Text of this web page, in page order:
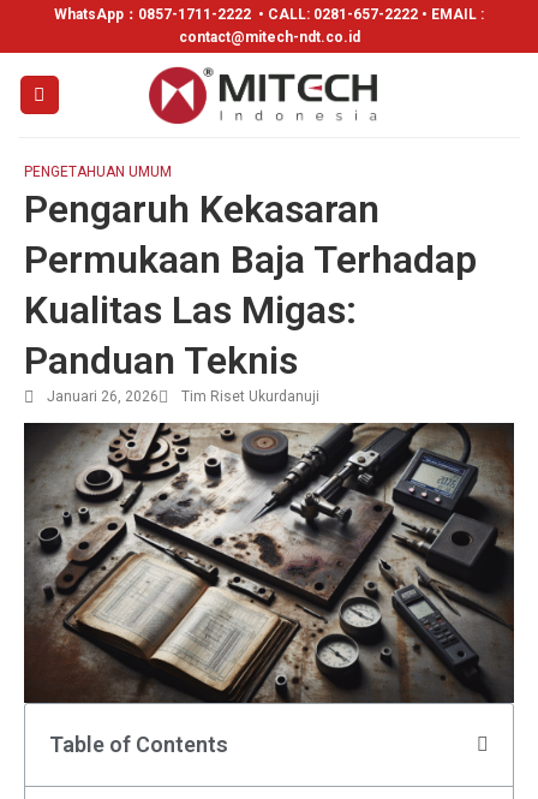
WhatsApp： 0857-1711-2222 • CALL: 0281-657-2222 • EMAIL :
contact@mitech-ndt.co.id
PENGETAHUAN UMUM
Pengaruh Kekasaran
Permukaan Baja Terhadap
Kualitas Las Migas:
Panduan Teknis
Januari 26, 2026 Tim Riset Ukurdanuji
Table of Contents